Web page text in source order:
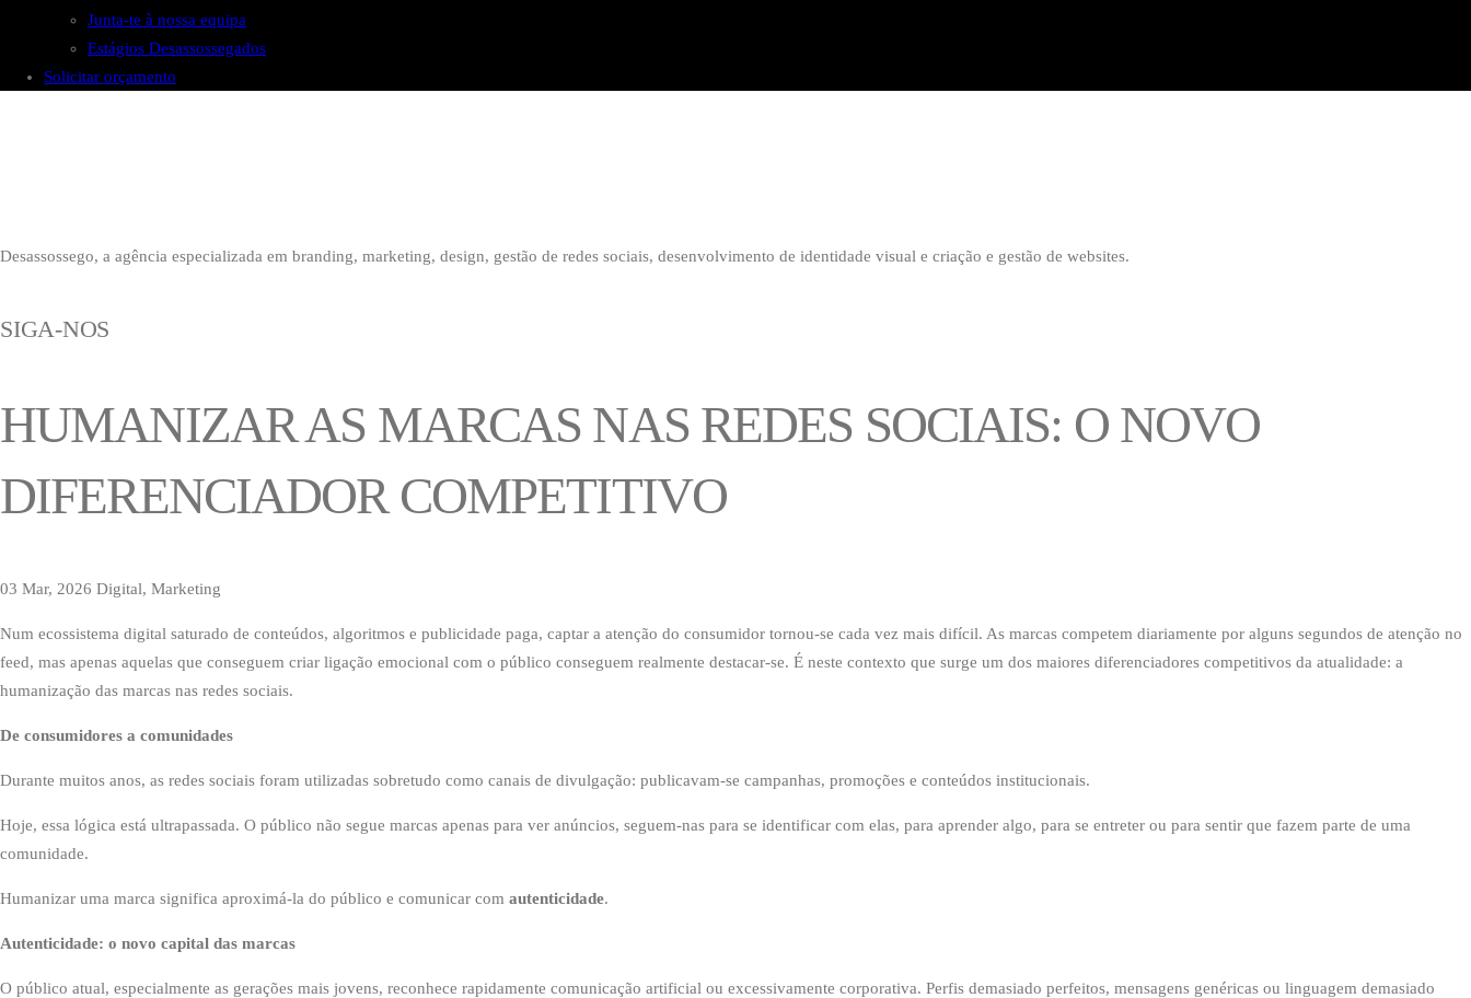
Junta-te à nossa equipa
Estágios Desassossegados
Solicitar orçamento
Desassossego, a agência especializada em branding, marketing, design, gestão de redes sociais, desenvolvimento de identidade visual e criação e gestão de websites.
SIGA-NOS
HUMANIZAR AS MARCAS NAS REDES SOCIAIS: O NOVO
DIFERENCIADOR COMPETITIVO
03 Mar, 2026 Digital, Marketing
Num ecossistema digital saturado de conteúdos, algoritmos e publicidade paga, captar a atenção do consumidor tornou-se cada vez mais difícil. As marcas competem diariamente por alguns segundos de atenção no
feed, mas apenas aquelas que conseguem criar ligação emocional com o público conseguem realmente destacar-se. É neste contexto que surge um dos maiores diferenciadores competitivos da atualidade: a
humanização das marcas nas redes sociais.
De consumidores a comunidades
Durante muitos anos, as redes sociais foram utilizadas sobretudo como canais de divulgação: publicavam-se campanhas, promoções e conteúdos institucionais.
Hoje, essa lógica está ultrapassada. O público não segue marcas apenas para ver anúncios, seguem-nas para se identificar com elas, para aprender algo, para se entreter ou para sentir que fazem parte de uma
comunidade.
Humanizar uma marca significa aproximá-la do público e comunicar com autenticidade.
Autenticidade: o novo capital das marcas
O público atual, especialmente as gerações mais jovens, reconhece rapidamente comunicação artificial ou excessivamente corporativa. Perfis demasiado perfeitos, mensagens genéricas ou linguagem demasiado